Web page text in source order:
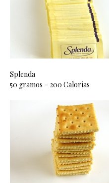
Splenda
50 gramos = 200 Calorías